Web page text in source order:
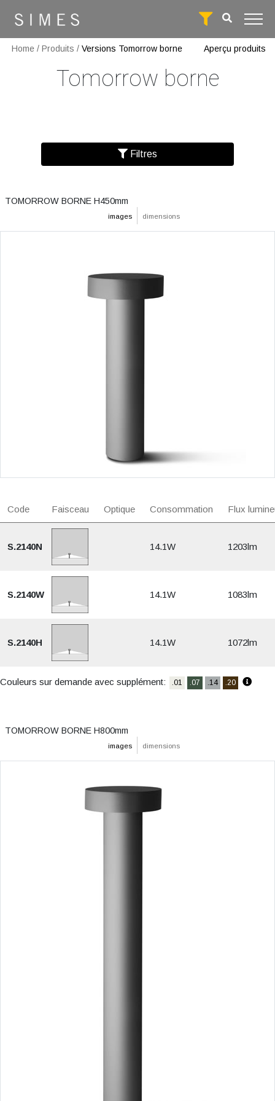
Home / Produits / Versions Tomorrow borne Aperçu produits
Tomorrow borne
Filtres
images dimensions
TOMORROW BORNE H450mm
Code Faisceau Optique Consommation Flux
S.2140N 14.1W 1203lm
S.2140W 14.1W 1083lm
S.2140H 14.1W 1072lm
Couleurs sur demande avec supplément: .01 .07 .14 .20
images dimensions
TOMORROW BORNE H800mm